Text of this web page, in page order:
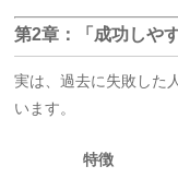
第2章：「成功しや
実は、過去に失敗した
います。
特徴